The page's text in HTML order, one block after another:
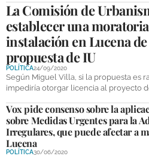
La Comisión de
establecer una
instalación en Lucena
propuesta de IU
POLÍTICA24/09/2020
Según Miguel Villa, si la propuesta es
impediría otorgar licencia al proyecto
Vox pide consenso sobre la
sobre Medidas Urgentes para la
Irregulares, que puede afectar a
Lucena
POLÍTICA30/06/2020